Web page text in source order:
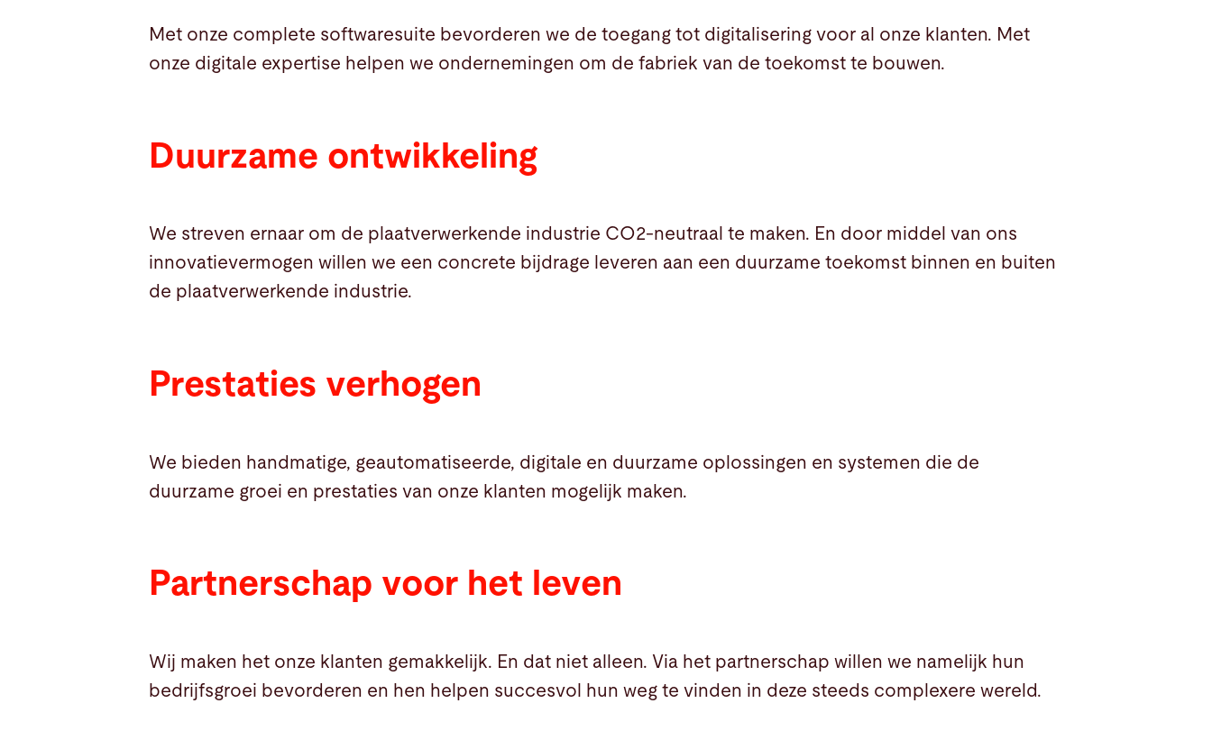
Met onze complete softwaresuite bevorderen we de toegang tot digitalisering voor al onze klanten. Met
onze digitale expertise helpen we ondernemingen om de fabriek van de toekomst te bouwen.
Duurzame ontwikkeling
We streven ernaar om de plaatverwerkende industrie CO2-neutraal te maken. En door middel van ons
innovatievermogen willen we een concrete bijdrage leveren aan een duurzame toekomst binnen en buiten
de plaatverwerkende industrie.
Prestaties verhogen
We bieden handmatige, geautomatiseerde, digitale en duurzame oplossingen en systemen die de
duurzame groei en prestaties van onze klanten mogelijk maken.
Partnerschap voor het leven
Wij maken het onze klanten gemakkelijk. En dat niet alleen. Via het partnerschap willen we namelijk hun
bedrijfsgroei bevorderen en hen helpen succesvol hun weg te vinden in deze steeds complexere wereld.